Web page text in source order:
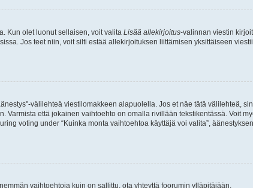
Kun olet luonut sellaisen, voit valita Lisää allekirjoitus-valinnan viestin
Jos teet niin, voit silti estää allekirjoituksen liittämisen yksittäiseen
välilehteä viestilomakkeen alapuolella. Jos et näe tätä välilehteä,
että jokainen vaihtoehto on omalla rivillään tekstikentässä. Voit
voting under “Kuinka monta vaihtoehtoa käyttäjä voi valita”,
vaihtoehtoja kuin on sallittu, ota yhteyttä foorumin ylläpitäjään.